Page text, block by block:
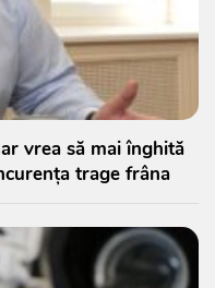
vrea să mai înghită
trage frâna